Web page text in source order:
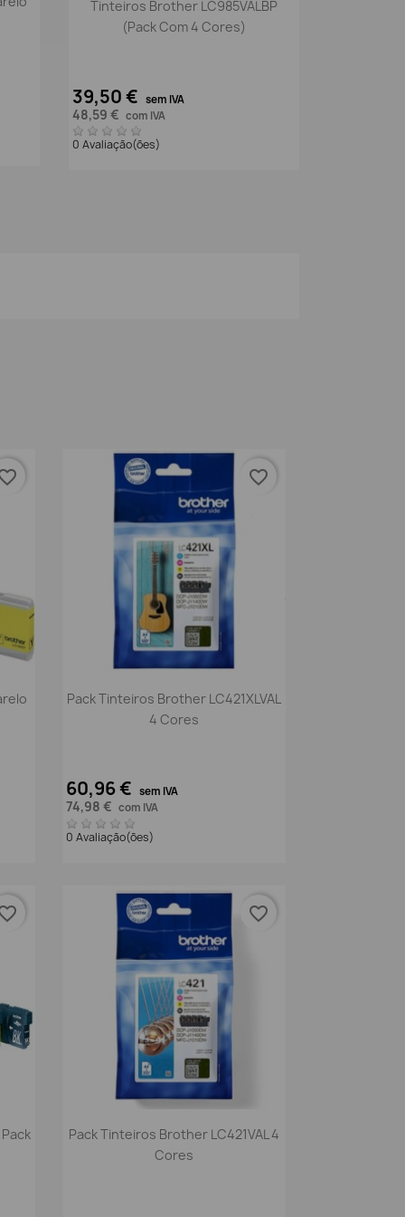
Tinteiros Brother LC985VALBP
(pack Com 4 Cores)
39,50 € sem IVA
48,59 € com IVA
0 Avaliação(ões)
Vista rápida
Pack Tinteiros Brother LC421XLVAL
4 Cores
60,96 € sem IVA
74,98 € com IVA
0 Avaliação(ões)
favorite_border
Vista rápida
Pack Tinteiros Brother LC421VAL 4
Cores
favorite_border